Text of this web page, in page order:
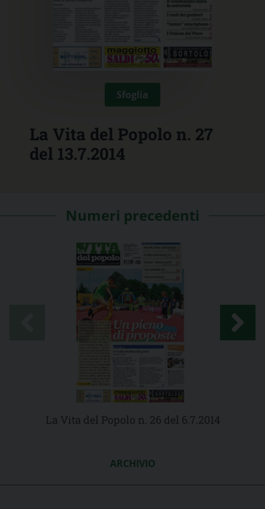
Sfoglia
La Vita del Popolo n. 27
del 13.7.2014
Numeri precedenti
La Vita del Popolo n. 26 del 6.7.2014
ARCHIVIO